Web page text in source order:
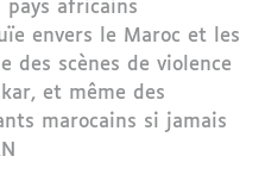
africains
envers le Maroc et les
des scènes de violence
et même des
marocains si jamais